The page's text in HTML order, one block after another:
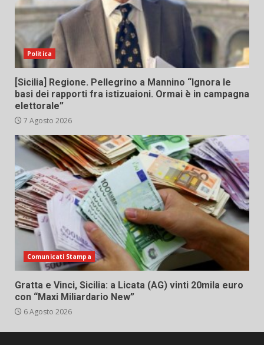
Politica
[Sicilia] Regione. Pellegrino a Mannino “Ignora le
basi dei rapporti fra istizuaioni. Ormai è in campagna
elettorale”
7 Agosto 2026
Comunicati Stampa
Gratta e Vinci, Sicilia: a Licata (AG) vinti 20mila euro
con “Maxi Miliardario New”
6 Agosto 2026